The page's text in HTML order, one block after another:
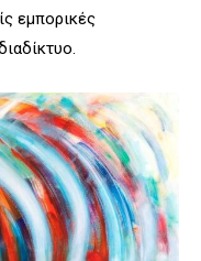
εμπορικές